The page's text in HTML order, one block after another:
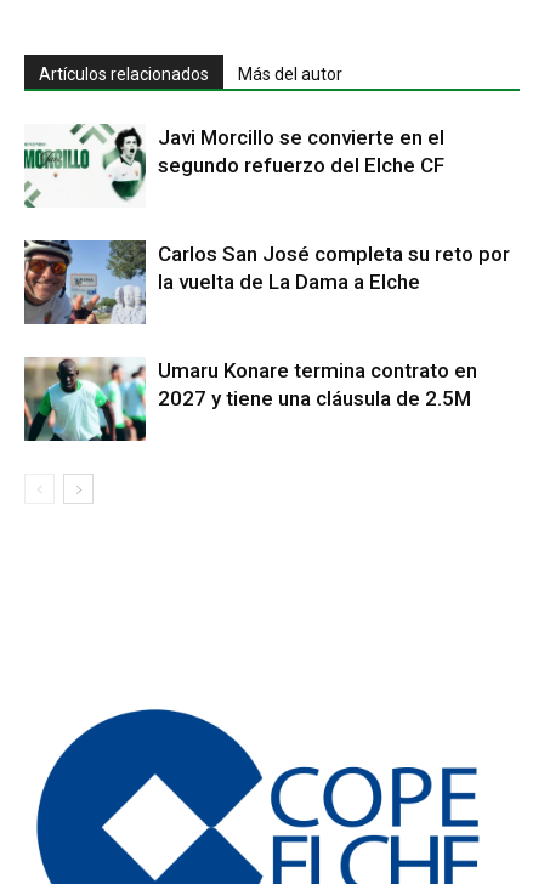
Artículos relacionados Más del autor
Javi Morcillo se convierte en el
segundo refuerzo del Elche CF
Carlos San José completa su reto por
la vuelta de La Dama a Elche
Umaru Konare termina contrato en
2027 y tiene una cláusula de 2.5M